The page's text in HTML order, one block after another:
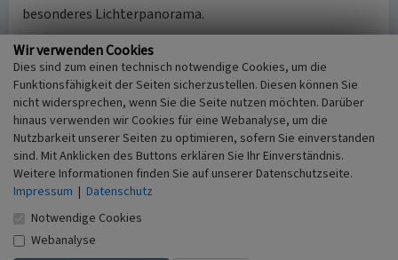
besonderes Lichterpanorama.
(Martina Gelhar, Rheinischer Verein für Denkmalpflege
und Landschaftsschutz e.V., 2013)
Internet
www.duisburg.de: Alsumer Berg (abgerufen 29.02.2024)
www.route-industriekultur.de: Route der Industriekultur:
Alsumer Berg (abgerufen 08.03.2013, Inhalt nicht mehr
verfügbar 29.02.2024)
Literatur
Wir verwenden Cookies
Dies sind zum einen technisch notwendige Cookies, um die
Funktionsfähigkeit der Seiten sicherzustellen. Diesen können Sie
nicht widersprechen, wenn Sie die Seite nutzen möchten. Darüber
hinaus verwenden wir Cookies für eine Webanalyse, um die
Nutzbarkeit unserer Seiten zu optimieren, sofern Sie einverstanden
sind. Mit Anklicken des Buttons erklären Sie Ihr Einverständnis.
Weitere Informationen finden Sie auf unserer Datenschutzseite.
Impressum | Datenschutz
Notwendige Cookies
Webanalyse